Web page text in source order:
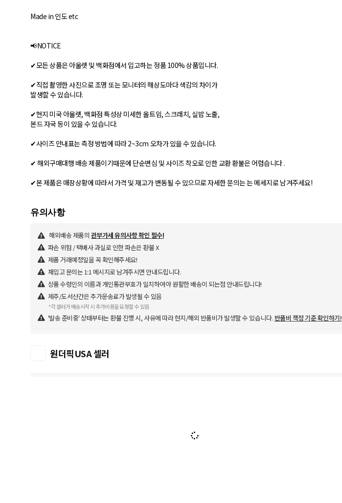
Made in 인도 etc
📢NOTICE
✔모든 상품은 아울렛 및 백화점에서 입고하는 정품 100% 상품입니다.
✔직접 촬영한 사진으로 조명 또는 모니터의 해상도마다 색감의 차이가
발생할 수 있습니다.
✔현지 미국 아울렛, 백화점 특성상 미세한 올트임, 스크래치, 실밥 노출,
본드 자국 등이 있을 수 있습니다.
✔사이즈 안내표는 측정 방법에 따라 2~3cm 오차가 있을 수 있습니다.
✔ 해외구매대행 배송 제품이기때문에 단순변심 및 사이즈 착오로 인한 교환 환불은 어렵습니다 .
✔본 제품은 매장상황에 따라서 가격 및 재고가 변동될 수 있으므로 자세한 문의는 는 메세지로 남겨주세요!
유의사항
해외배송 제품의 관부가세 유의사항 확인 필수!
파손 위험 / 택배사 과실로 인한 파손은 환불 X
제품 거래예정일을 꼭 확인해주세요!
재입고 문의는 1:1 메시지로 남겨주시면 안내드립니다.
상품 수령인의 이름과 개인통관부호가 일치하여야 원활한 배송이 되는점 안내드립니다!
제주/도서산간은 추가운송료가 발생될 수 있음
*각 셀러가 배송시작 시 추가비용을 요청할 수 있음
'발송 준비중' 상태부터는 환불 진행 시, 사유에 따라 현지/해외 반품비가 발생할 수 있습니다. 반품비 책정 기준 확인하기!
원더픽USA 셀러